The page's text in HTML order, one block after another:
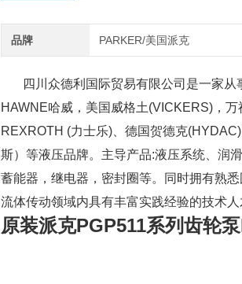
品牌 PARKER/美国派克
四川众德利国际贸易有限公司是一家从
HAWNE哈威，美国威格土(VICKERS)，
REXROTH (力士乐)、德国贺德克
斯）等液压品牌。主导产品:液压系统、润
蓄能器，继电器，密封圈等。同时拥有熟
流体传动领域内具有丰富实践经验的技术
原装派克PGP511系列齿轮泵